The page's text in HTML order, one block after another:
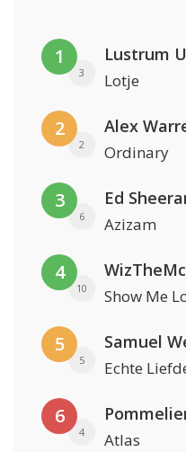
1
3 Lotje
2
2
Alex
Ordinary
3
6
Ed
Azizam
4
10 Show Me
5
5
Samuel
Echte
6
4 Atlas